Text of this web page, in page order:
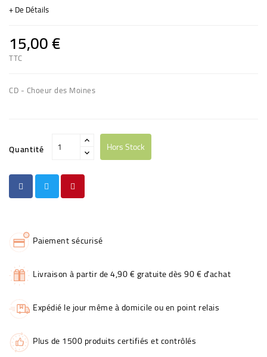
+ De Détails
15,00 €
TTC
CD - Choeur des Moines
Quantité Hors Stock
Paiement sécurisé
Livraison à partir de 4,90 € gratuite dès 90 € d'achat
Expédié le jour même à domicile ou en point relais
Plus de 1500 produits certifiés et contrôlés